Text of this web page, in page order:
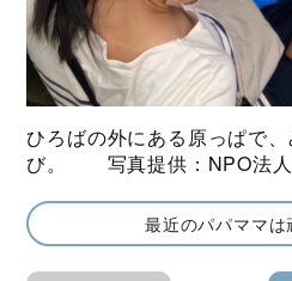
ひろばの外にある原っぱで
び。 写真提供：NPO法人
最近のパパママ